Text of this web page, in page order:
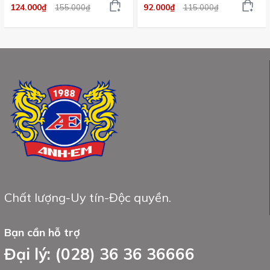
124.000₫
155.000₫
92.000₫
115.000₫
Chất lượng-Uy tín-Độc quyền.
Bạn cần hỗ trợ
Đại lý: (028) 36 36 36666